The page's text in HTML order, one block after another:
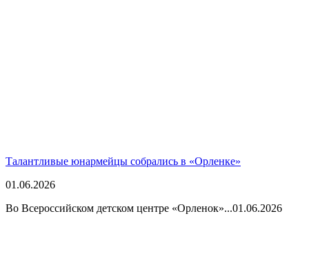
Талантливые юнармейцы собрались в «Орленке»
01.06.2026
Во Всероссийском детском центре «Орленок»...01.06.2026